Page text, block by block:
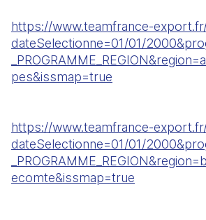
https://www.teamfrance-
dateSelectionne=01/01/
pes&issmap=true
https://www.teamfrance-
dateSelectionne=01/01/
ecomte&issmap=true